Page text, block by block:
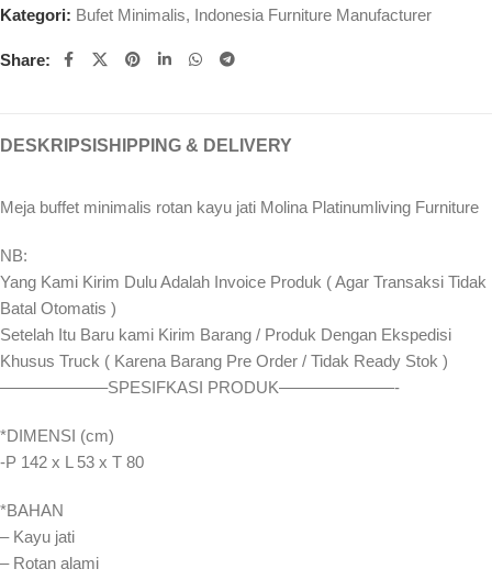
Kategori: Bufet Minimalis, Indonesia Furniture Manufacturer
Share:
DESKRIPSI SHIPPING & DELIVERY
Meja buffet minimalis rotan kayu jati Molina Platinumliving Furniture
NB:
Yang Kami Kirim Dulu Adalah Invoice Produk ( Agar Transaksi Tidak
Batal Otomatis )
Setelah Itu Baru kami Kirim Barang / Produk Dengan Ekspedisi
Khusus Truck ( Karena Barang Pre Order / Tidak Ready Stok )
——————–SPESIFKASI PRODUK———————-
*DIMENSI (cm)
-P 142 x L 53 x T 80
*BAHAN
– Kayu jati
– Rotan alami